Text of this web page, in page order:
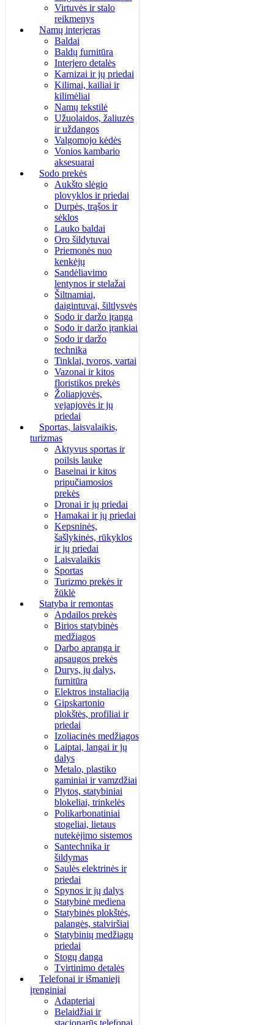
Virtuvės ir stalo
reikmenys
Namų interjeras
Baldai
Baldų furnitūra
Interjero detalės
Karnizai ir jų priedai
Kilimai, kailiai ir
kilimėliai
Namų tekstilė
Užuolaidos, žaliuzės
ir uždangos
Valgomojo kėdės
Vonios kambario
aksesuarai
Sodo prekės
Aukšto slėgio
plovyklos ir priedai
Durpės, trąšos ir
sėklos
Lauko baldai
Oro šildytuvai
Priemonės nuo
kenkėjų
Sandėliavimo
lentynos ir stelažai
Šiltnamiai,
daigintuvai, šiltlysvės
Sodo ir daržo įranga
Sodo ir daržo įrankiai
Sodo ir daržo
technika
Tinklai, tvoros, vartai
Vazonai ir kitos
floristikos prekės
Žoliapjovės,
vejapjovės ir jų
priedai
Sportas, laisvalaikis,
turizmas
Aktyvus sportas ir
poilsis lauke
Baseinai ir kitos
pripučiamosios
prekės
Dronai ir jų priedai
Hamakai ir jų priedai
Kepsninės,
šašlykinės, rūkyklos
ir jų priedai
Laisvalaikis
Sportas
Turizmo prekės ir
žūklė
Statyba ir remontas
Apdailos prekės
Birios statybinės
medžiagos
Darbo apranga ir
apsaugos prekės
Durys, jų dalys,
furnitūra
Elektros instaliacija
Gipskartonio
plokštės, profiliai ir
priedai
Izoliacinės medžiagos
Laiptai, langai ir jų
dalys
Metalo, plastiko
gaminiai ir vamzdžiai
Plytos, statybiniai
blokeliai, trinkelės
Polikarbonatiniai
stogeliai, lietaus
nutekėjimo sistemos
Santechnika ir
šildymas
Saulės elektrinės ir
priedai
Spynos ir jų dalys
Statybinė mediena
Statybinės plokštės,
palangės, stalviršiai
Statybinių medžiagų
priedai
Stogų danga
Tvirtinimo detalės
Telefonai ir išmanieji
įrenginiai
Adapteriai
Belaidžiai ir
stacionarūs telefonai